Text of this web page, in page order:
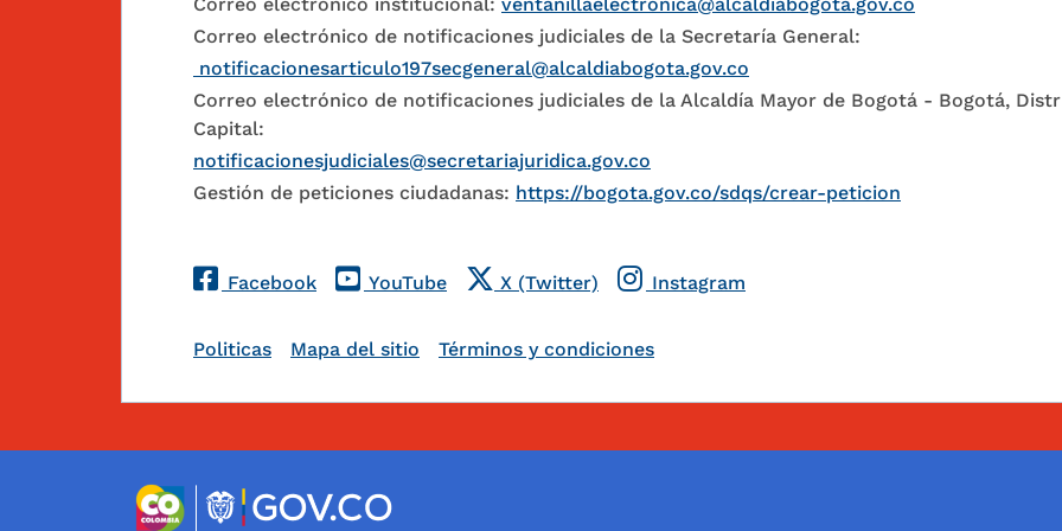
Correo electrónico de notificaciones judiciales de la Secretaría General:
notificacionesarticulo197secgeneral@alcaldiabogota.gov.co
Correo electrónico de notificaciones judiciales de la Alcaldía Mayor de Bogotá - Bogotá,
Capital:
notificacionesjudiciales@secretariajuridica.gov.co
Gestión de peticiones ciudadanas: https://bogota.gov.co/sdqs/crear-peticion
Redes Sociales
Facebook YouTube X (Twitter) Instagram
Pie de página
Politicas Mapa del sitio Términos y condiciones